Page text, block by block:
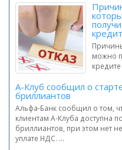
можно
кредите
А-Клуб сообщил о
бриллиантов
Альфа-Банк сообщил о том,
клиентам А-Клуба доступна
бриллиантов, при этом нет
уплате НДС. ...